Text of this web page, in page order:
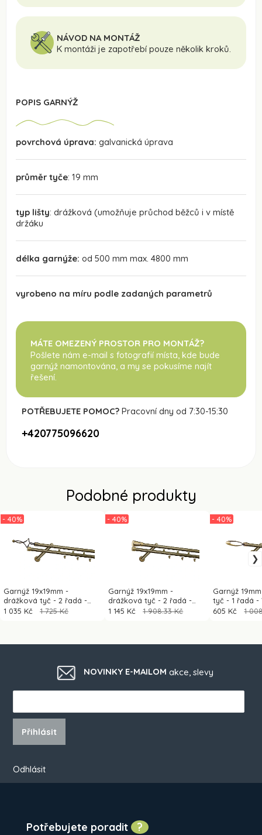
NÁVOD NA MONTÁŽ
K montáži je zapotřebí pouze několik kroků.
POPIS GARNÝŽ
povrchová úprava: galvanická úprava
průměr tyče: 19 mm
typ lišty: drážková (umožňuje průchod běžců i v místě
držáku
délka garnýže: od 500 mm max. 4800 mm
vyrobeno na míru podle zadaných parametrů
MÁTE OMEZENÝ PROSTOR PRO MONTÁŽ?
Pošlete nám e-mail s fotografií místa, kde bude
garnýž namontována , a my se pokusíme najít
řešení.
POTŘEBUJETE POMOC? Pracovní dny od 7:30-15:30
+420775096620
Podobné produkty
Garnýž 19x19mm -
drážková tyč - 2 řadá -
FALIST - antik
- 40%
1 035 Kč 1 725 Kč
Garnýž 19x19mm -
drážková tyč - 2 řadá -
RIMINY - antik
- 40%
1 145 Kč 1 908.33 Kč
Garnýž
tyč - 1 řadá -
antik
- 40%
605 Kč 1
NOVINKY E-MAILOM akce, slevy
Přihlásit
Odhlásit
Potřebujete poradit ?